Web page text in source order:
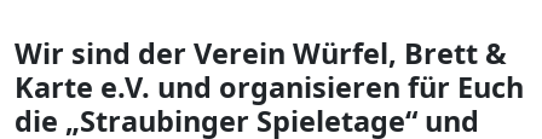
Wir sind der Verein Würfel, Brett &
Karte e.V. und organisieren für Euch
die „Straubinger Spieletage“ und